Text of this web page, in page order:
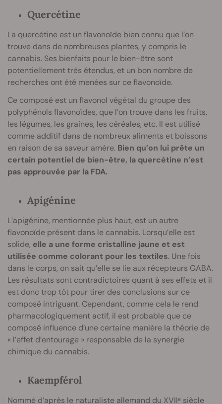
Quercétine
La quercétine est un flavonoïde bien connu que l’on
trouve dans de nombreuses plantes, y compris le
cannabis. Ses bienfaits pour le bien-être sont
potentiellement très étendus, et un bon nombre de
recherches ont été menées sur ce flavonoïde.
Ce composé est un flavonol végétal du groupe des
polyphénols flavonoïdes, que l’on trouve dans les fruits,
les légumes, les graines, les céréales, etc. Il est utilisé
comme additif dans de nombreux aliments et boissons
en raison de sa saveur amère. Bien qu’on lui prête un
certain potentiel de bien-être, la quercétine n’est
pas approuvée par la FDA.
Apigénine
L’apigénine, mentionnée plus haut, est un autre
flavonoïde présent dans le cannabis. Lorsqu’elle est
solide, elle a une forme cristalline jaune et est
utilisée comme colorant pour les textiles. Une fois
dans le corps, on sait qu’elle se lie aux récepteurs GABA.
Les résultats sont contradictoires quant à ses effets et il
est donc trop tôt pour tirer des conclusions sur ce
composé intriguant. Cependant, comme cela le rend
pharmacologiquement actif, il est probable que ce
composé influence d’une certaine manière la théorie de
« l’effet d’entourage » responsable de la synergie
chimique du cannabis.
Kaempférol
Nommé d’après le naturaliste allemand du XVIIᵉ siècle